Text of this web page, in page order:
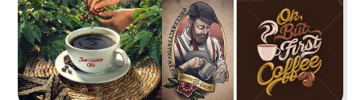
43
LUTEA
Cafe - Trà sữa
44
UPTOWN BAR
Bar